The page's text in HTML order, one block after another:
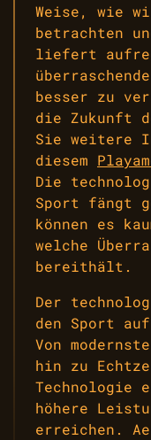
Weise, wie
betrachten
liefert
besser zu
die Zukunft
Sie weitere
diesem
Die
Sport fängt
können es
welche
bereithält.
Der
den Sport
Von
hin zu
Technologie
höhere
erreichen.